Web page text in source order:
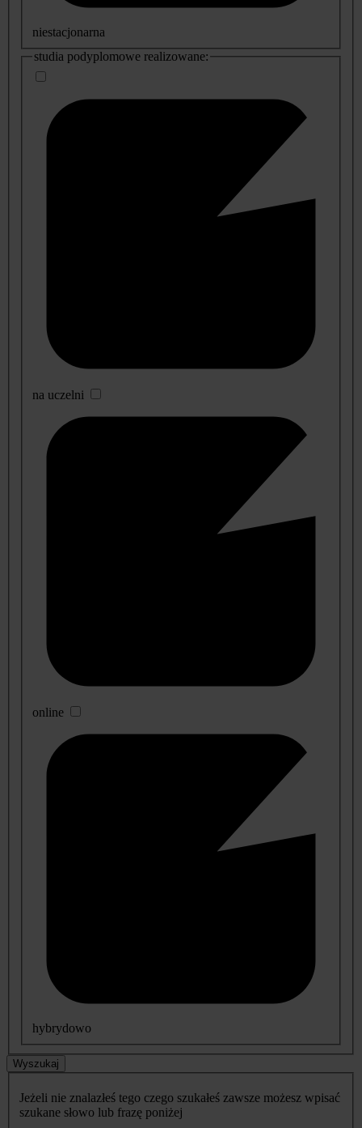
niestacjonarna
studia podyplomowe realizowane:
na uczelni
online
hybrydowo
Wyszukaj
Jeżeli nie znalazłeś tego czego szukałeś zawsze możesz wpisać
szukane słowo lub frazę poniżej